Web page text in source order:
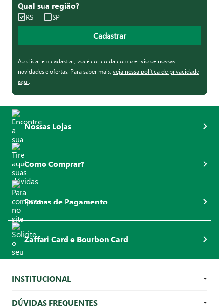
Qual sua região?
RS SP
Cadastrar
Ao clicar em cadastrar, você concorda com o envio de nossas
novidades e ofertas. Para saber mais, veja nossa política de privacidade
aqui.
Nossas Lojas
Como Comprar?
Formas de Pagamento
Zaffari Card e Bourbon Card
INSTITUCIONAL
DÚVIDAS FREQUENTES